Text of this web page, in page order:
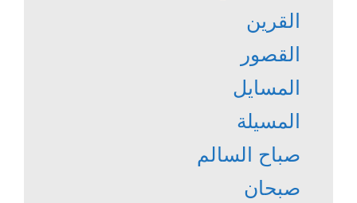
القرين
القصور
المسايل
المسيلة
صباح السالم
صبحان